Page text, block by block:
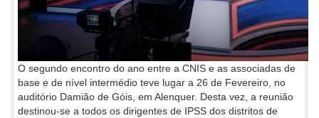
O segundo encontro do ano entre a CNIS e as associadas de
base e de nível intermédio teve lugar a 26 de Fevereiro, no
auditório Damião de Góis, em Alenquer. Desta vez, a reunião
destinou-se a todos os dirigentes de IPSS dos distritos de